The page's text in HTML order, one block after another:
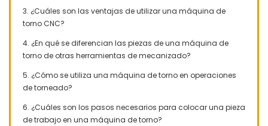
3. ¿Cuáles son las ventajas de utilizar una máquina de
torno CNC?
4. ¿En qué se diferencian las piezas de una máquina de
torno de otras herramientas de mecanizado?
5. ¿Cómo se utiliza una máquina de torno en operaciones
de torneado?
6. ¿Cuáles son los pasos necesarios para colocar una pieza
de trabajo en una máquina de torno?